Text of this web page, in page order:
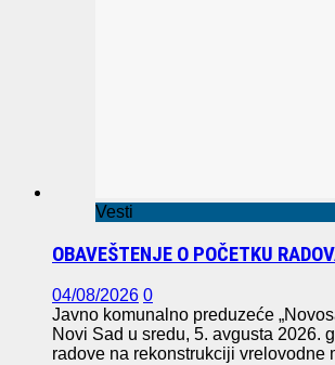
Vesti
OBAVEŠTENJE O POČETKU
04/08/2026 0
Javno komunalno preduzeće
Novi Sad u sredu, 5. avgusta 2026.
radove na rekonstrukciji vrelovodne